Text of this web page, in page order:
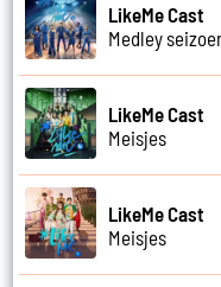
LikeMe Cast
Medley
LikeMe Cast
Meisjes
LikeMe Cast
Meisjes